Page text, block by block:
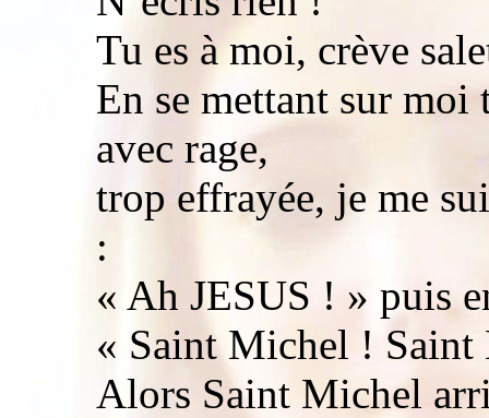
Tu es à moi, crève
En se mettant sur moi
avec rage,
trop effrayée, je me
:
« Ah JESUS ! » puis
« Saint Michel !
Alors Saint Michel